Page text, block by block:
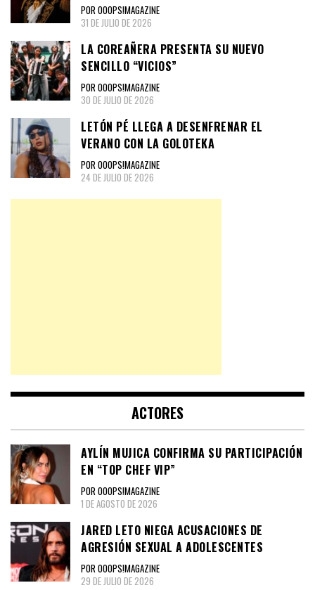
POR OOOPS!MAGAZINE
31 DE JULIO DE 2026
LA COREAÑERA PRESENTA SU NUEVO
SENCILLO “VICIOS”
POR OOOPS!MAGAZINE
30 DE JULIO DE 2026
LETÓN PÉ LLEGA A DESENFRENAR EL
VERANO CON LA GOLOTEKA
POR OOOPS!MAGAZINE
24 DE JULIO DE 2026
ACTORES
AYLÍN MUJICA CONFIRMA SU PARTICIPACIÓN
EN “TOP CHEF VIP”
POR OOOPS!MAGAZINE
1 DE AGOSTO DE 2026
JARED LETO NIEGA ACUSACIONES DE
AGRESIÓN SEXUAL A ADOLESCENTES
POR OOOPS!MAGAZINE
29 DE JULIO DE 2026